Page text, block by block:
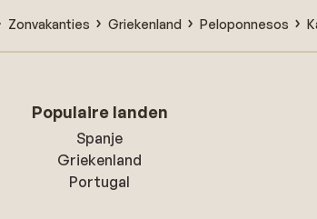
Zonvakanties Griekenland Peloponnesos
Populaire landen
Spanje
Griekenland
Portugal